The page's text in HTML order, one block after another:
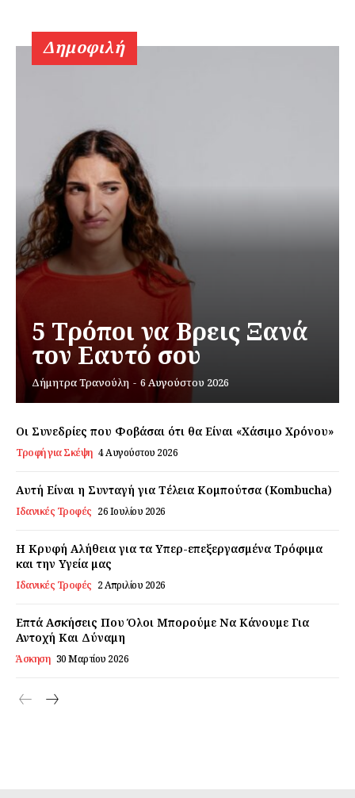
Εγγραφείτε τώρα!
Σχετικά με εμάς
Ο λογαριασμός μου
Επικοινωνία
Δημοφιλή
5 Τρόποι να Βρεις Ξανά
τον Εαυτό σου
Δήμητρα Τρανούλη - 6 Αυγούστου 2026
Οι Συνεδρίες που Φοβάσαι ότι θα Είναι «Χάσιμο Χρόνου»
Τροφή για Σκέψη 4 Αυγούστου 2026
Αυτή Είναι η Συνταγή για Τέλεια Κομπούτσα (Kombucha)
Ιδανικές Τροφές 26 Ιουλίου 2026
Η Κρυφή Αλήθεια για τα Υπερ-επεξεργασμένα Τρόφιμα
και την Υγεία μας
Ιδανικές Τροφές 2 Απριλίου 2026
Επτά Ασκήσεις Που Όλοι Μπορούμε Να Κάνουμε Για
Αντοχή Και Δύναμη
Άσκηση 30 Μαρτίου 2026